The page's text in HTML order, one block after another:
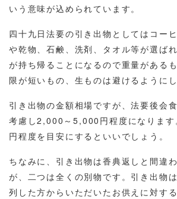
いう意味が込められています。
四十九日法要の引き出物としてはコー
や乾物、石鹸、洗剤、タオル等が選ば
が持ち帰ることになるので重量がある
限が短いもの、生ものは避けるようにし
引き出物の金額相場ですが、法要後会
考慮し2,000～5,000円程度になりま
円程度を目安にするといいでしょう。
ちなみに、引き出物は香典返しと間違
が、二つは全くの別物です。引き出物
列した方からいただいたお供えに対す